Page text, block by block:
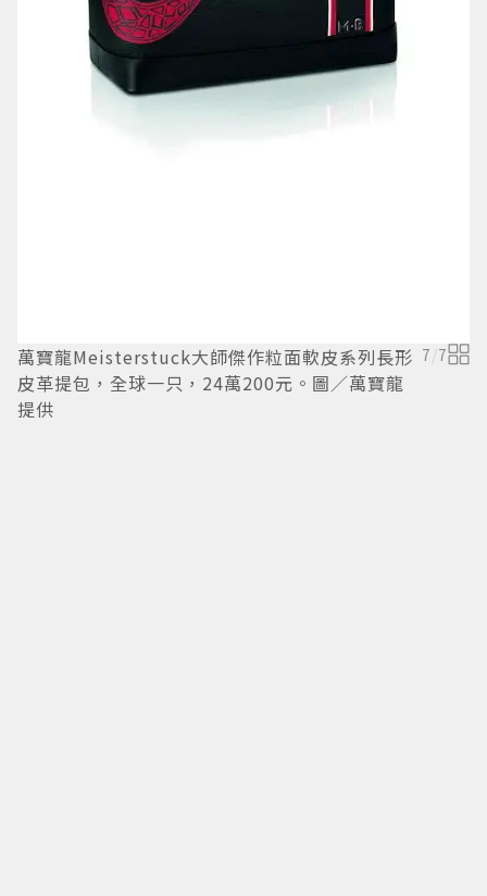
萬寶龍Meisterstuck大師傑作粒面軟皮系列長形
皮革提包，全球一只，24萬200元。圖／萬寶龍
提供
7/7